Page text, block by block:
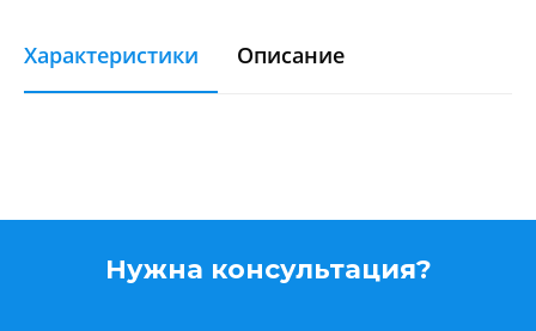
Характеристики Описание
Нужна консультация?